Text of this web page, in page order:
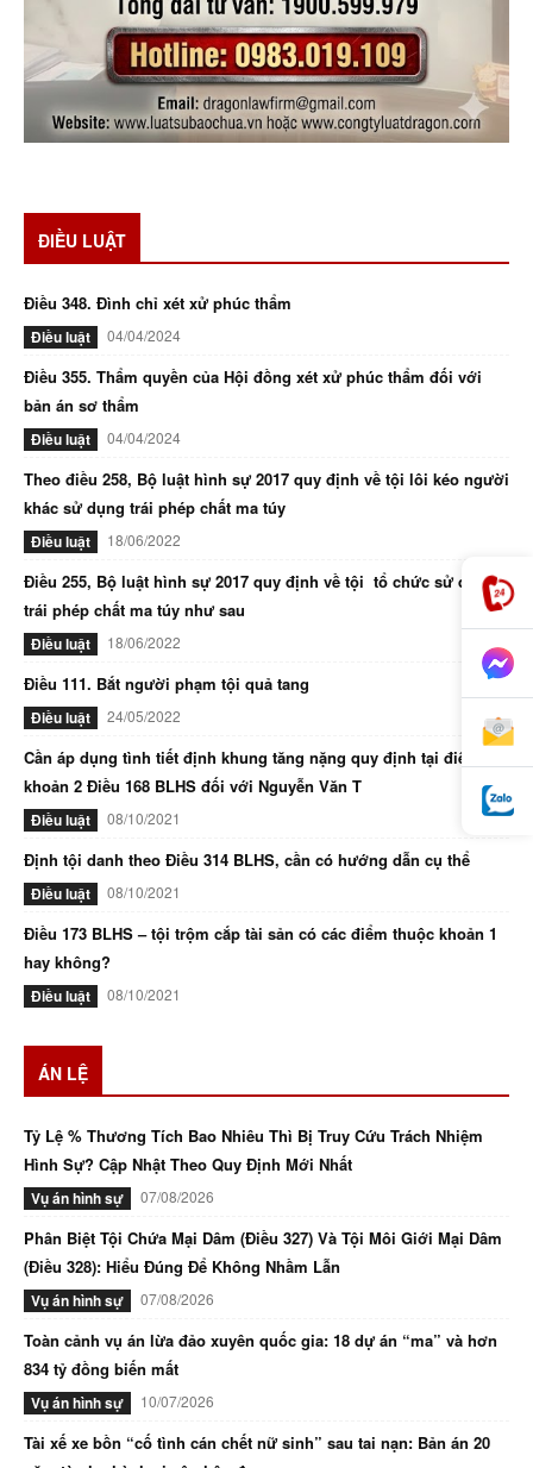
ĐIỀU LUẬT
Điều 348. Đình chỉ xét xử phúc thẩm
Điều luật 04/04/2024
Điều 355. Thẩm quyền của Hội đồng xét xử phúc thẩm đối với
bản án sơ thẩm
Điều luật 04/04/2024
Theo điều 258, Bộ luật hình sự 2017 quy định về tội lôi kéo người
khác sử dụng trái phép chất ma túy
Điều luật 18/06/2022
Điều 255, Bộ luật hình sự 2017 quy định về tội tổ chức sử dụng
trái phép chất ma túy như sau
Điều luật 18/06/2022
Điều 111. Bắt người phạm tội quả tang
Điều luật 24/05/2022
Cần áp dụng tình tiết định khung tăng nặng quy định tại điểm d
khoản 2 Điều 168 BLHS đối với Nguyễn Văn T
Điều luật 08/10/2021
Định tội danh theo Điều 314 BLHS, cần có hướng dẫn cụ thể
Điều luật 08/10/2021
Điều 173 BLHS – tội trộm cắp tài sản có các điểm thuộc khoản 1
hay không?
Điều luật 08/10/2021
ÁN LỆ
Tỷ Lệ % Thương Tích Bao Nhiêu Thì Bị Truy Cứu Trách Nhiệm
Hình Sự? Cập Nhật Theo Quy Định Mới Nhất
Vụ án hình sự 07/08/2026
Phân Biệt Tội Chứa Mại Dâm (Điều 327) Và Tội Môi Giới Mại Dâm
(Điều 328): Hiểu Đúng Để Không Nhầm Lẫn
Vụ án hình sự 07/08/2026
Toàn cảnh vụ án lừa đảo xuyên quốc gia: 18 dự án “ma” và hơn
834 tỷ đồng biến mất
Vụ án hình sự 10/07/2026
Tài xế xe bồn “cố tình cán chết nữ sinh” sau tai nạn: Bản án 20